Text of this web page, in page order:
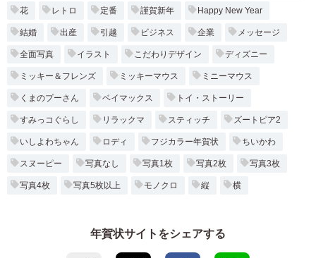
花 レトロ 定番 謹賀新年 Happy New Year
結婚 出産 引越 ビジネス 企業 メッセージ
全面写真 イラスト こだわりデザイン ディズニー
ミッキー＆フレンズ ミッキーマウス ミニーマウス
くまのプーさん ベイマックス トイ・ストーリー
すみっコぐらし リラックマ スティッチ ズートピア2
いしよわちゃん ロディ フジカラー年賀状 ちいかわ
スヌーピー 写真なし 写真1枚 写真2枚 写真3枚
写真4枚 写真5枚以上 モノクロ 縦 横
年賀状サイトをシェアする